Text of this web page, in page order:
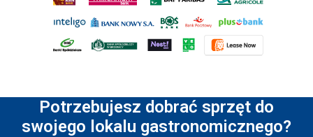
Potrzebujesz dobrać sprzęt do
swojego lokalu gastronomicznego?